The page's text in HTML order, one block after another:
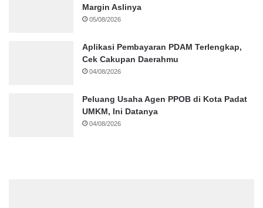
Margin Aslinya
05/08/2026
Aplikasi Pembayaran PDAM Terlengkap,
Cek Cakupan Daerahmu
04/08/2026
Peluang Usaha Agen PPOB di Kota Padat
UMKM, Ini Datanya
04/08/2026